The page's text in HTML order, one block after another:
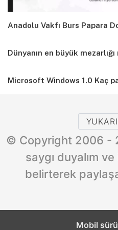
Anadolu Vakfı Burs Papara
Dünyanın en büyük
Microsoft Windows 1.0 Kaç
© Copyright 2006 -
saygı duyalım
belirterek
Mobil